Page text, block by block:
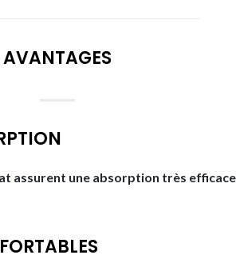
AVANTAGES
assurent une absorption très efficace